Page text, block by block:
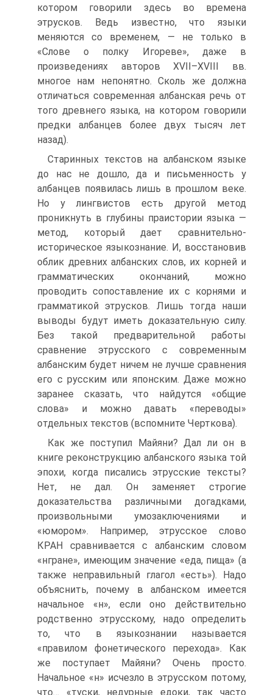
котором говорили здесь во времена
этрусков. Ведь известно, что языки
меняются со временем, — не только в
«Слове о полку Игореве», даже в
произведениях авторов XVII–XVIII вв.
многое нам непонятно. Сколь же должна
отличаться современная албанская речь от
того древнего языка, на котором говорили
предки албанцев более двух тысяч лет
назад).
Старинных текстов на албанском языке
до нас не дошло, да и письменность у
албанцев появилась лишь в прошлом веке.
Но у лингвистов есть другой метод
проникнуть в глубины праистории языка —
метод, который дает сравнительно-
историческое языкознание. И, восстановив
облик древних албанских слов, их корней и
грамматических окончаний, можно
проводить сопоставление их с корнями и
грамматикой этрусков. Лишь тогда наши
выводы будут иметь доказательную силу.
Без такой предварительной работы
сравнение этрусского с современным
албанским будет ничем не лучше сравнения
его с русским или японским. Даже можно
заранее сказать, что найдутся «общие
слова» и можно давать «переводы»
отдельных текстов (вспомните Черткова).
Как же поступил Майяни? Дал ли он в
книге реконструкцию албанского языка той
эпохи, когда писались этрусские тексты?
Нет, не дал. Он заменяет строгие
доказательства различными догадками,
произвольными умозаключениями и
«юмором». Например, этрусское слово
КРАН сравнивается с албанским словом
«нгране», имеющим значение «еда, пища» (а
также неправильный глагол «есть»). Надо
объяснить, почему в албанском имеется
начальное «н», если оно действительно
родственно этрусскому, надо определить
то, что в языкознании называется
«правилом фонетического перехода». Как
же поступает Майяни? Очень просто.
Начальное «н» исчезло в этрусском потому,
что… «туски, недурные едоки, так часто